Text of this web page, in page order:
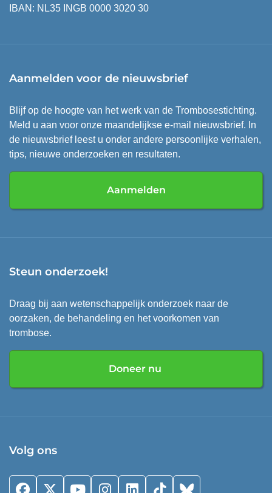
IBAN: NL35 INGB 0000 3020 30
Aanmelden voor de nieuwsbrief
Blijf op de hoogte van het werk van de Trombosestichting.
Meld u aan voor onze maandelijkse e-mail nieuwsbrief. In
de nieuwsbrief leest u onder andere persoonlijke verhalen,
tips, nieuwe onderzoeken en resultaten.
Aanmelden
Steun onderzoek!
Draag bij aan wetenschappelijk onderzoek naar de
oorzaken, de behandeling en het voorkomen van
trombose.
Doneer nu
Volg ons